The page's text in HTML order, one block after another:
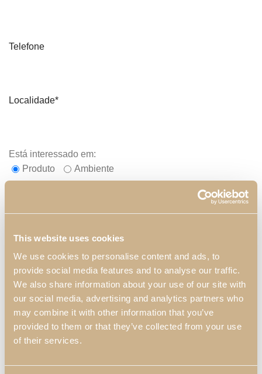
This website uses cookies
We use cookies to personalise content and ads, to
provide social media features and to analyse our traffic.
We also share information about your use of our site with
our social media, advertising and analytics partners who
may combine it with other information that you’ve
provided to them or that they’ve collected from your use
of their services.
Telefone
Localidade*
Está interessado em:
Produto
Ambiente
Não
Sim
Assunto*
Preço
Personalização dos Acabamentos
Personalização das Dimensões
Onde comprar
Outros